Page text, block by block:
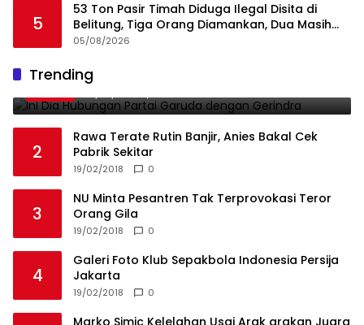
5
53 Ton Pasir Timah Diduga Ilegal Disita di
Belitung, Tiga Orang Diamankan, Dua Masih
Diburu
05/08/2026
Trending
1
Gerindra
2
Rawa Terate Rutin Banjir, Anies Bakal Cek
Pabrik Sekitar
19/02/2018 0
3
NU Minta Pesantren Tak Terprovokasi Teror
Orang Gila
19/02/2018 0
4
Galeri Foto Klub Sepakbola Indonesia Persija
Jakarta
19/02/2018 0